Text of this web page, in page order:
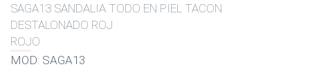
SAGA13 SANDALIA TODO EN PIEL TACON
DESTALONADO ROJ
ROJO
MOD: SAGA13